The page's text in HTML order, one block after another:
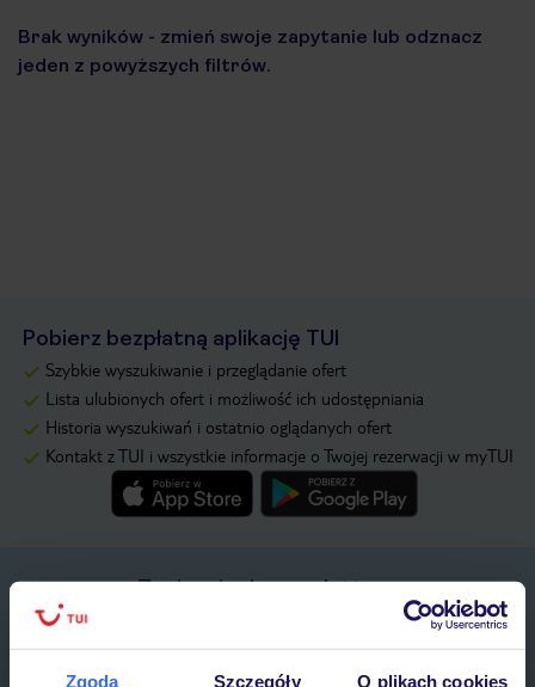
Zgoda Szczegóły O plikach cookies
Brak wyników - zmień swoje zapytanie lub odznacz
jeden z powyższych filtrów.
Pobierz bezpłatną aplikację TUI
Szybkie wyszukiwanie i przeglądanie ofert
Lista ulubionych ofert i możliwość ich udostępniania
Historia wyszukiwań i ostatnio oglądanych ofert
Kontakt z TUI i wszystkie informacje o Twojej rezerwacji w myTUI
Zapisz się do newslettera
IMIĘ*